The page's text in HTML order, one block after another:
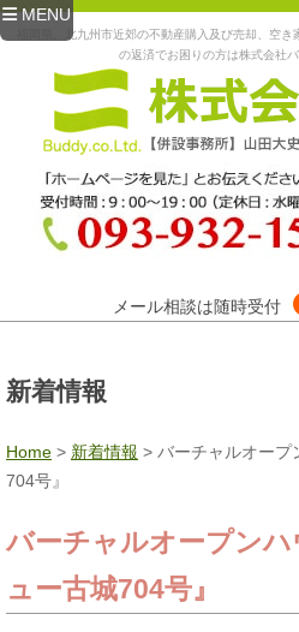
MENU
福岡県、北九州市近郊の不動産購入及び売却、空
の返済でお困りの方は株式会社
メール相談は随時受付
新着情報
Home > 新着情報 > バーチャルオープ
704号』
バーチャルオープン
ュー古城704号』